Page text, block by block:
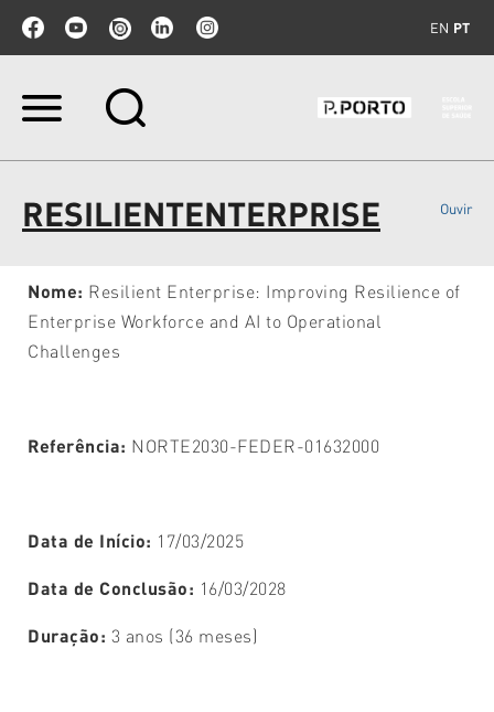
EN PT
Ir
Ir
para
RESILIENTENTERPRISE Ouvir
Nome: Resilient Enterprise: Improving Resilience of
Enterprise Workforce and AI to Operational
Challenges
Referência: NORTE2030-FEDER-01632000
Data de Início: 17/03/2025
Data de Conclusão: 16/03/2028
Duração: 3 anos (36 meses)